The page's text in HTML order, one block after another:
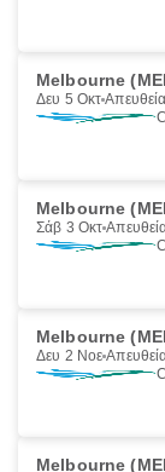
Melbourne
Δευ 5 Οκτ
Melbourne
Σάβ 3 Οκτ
Melbourne
Δευ 2 Νοε
Melbourne